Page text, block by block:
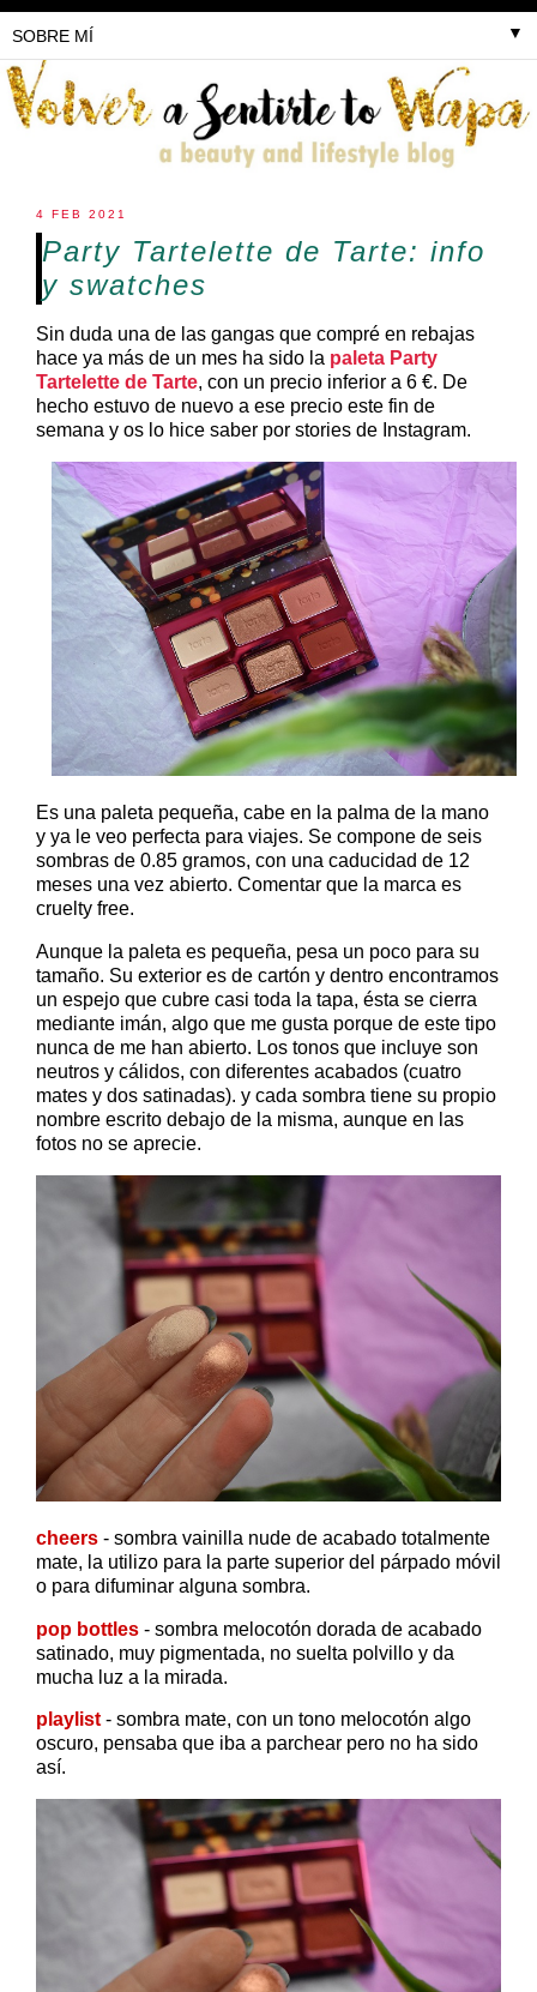
▼
4 FEB 2021
Party Tartelette de Tarte: info
y swatches
Sin duda una de las gangas que compré en rebajas
hace ya más de un mes ha sido la paleta Party
Tartelette de Tarte, con un precio inferior a 6 €. De
hecho estuvo de nuevo a ese precio este fin de
semana y os lo hice saber por stories de Instagram.
Es una paleta pequeña, cabe en la palma de la mano
y ya le veo perfecta para viajes. Se compone de seis
sombras de 0.85 gramos, con una caducidad de 12
meses una vez abierto. Comentar que la marca es
cruelty free.
Aunque la paleta es pequeña, pesa un poco para su
tamaño. Su exterior es de cartón y dentro encontramos
un espejo que cubre casi toda la tapa, ésta se cierra
mediante imán, algo que me gusta porque de este tipo
nunca de me han abierto. Los tonos que incluye son
neutros y cálidos, con diferentes acabados (cuatro
mates y dos satinadas). y cada sombra tiene su propio
nombre escrito debajo de la misma, aunque en las
fotos no se aprecie.
cheers - sombra vainilla nude de acabado totalmente
mate, la utilizo para la parte superior del párpado móvil
o para difuminar alguna sombra.
pop bottles - sombra melocotón dorada de acabado
satinado, muy pigmentada, no suelta polvillo y da
mucha luz a la mirada.
playlist- sombra mate, con un tono melocotón algo
oscuro, pensaba que iba a parchear pero no ha sido
así.